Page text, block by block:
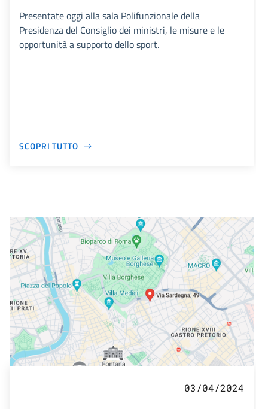
Presentate oggi alla sala Polifunzionale della
Presidenza del Consiglio dei ministri, le misure e le
opportunità a supporto dello sport.
SCOPRI TUTTO
03/04/2024